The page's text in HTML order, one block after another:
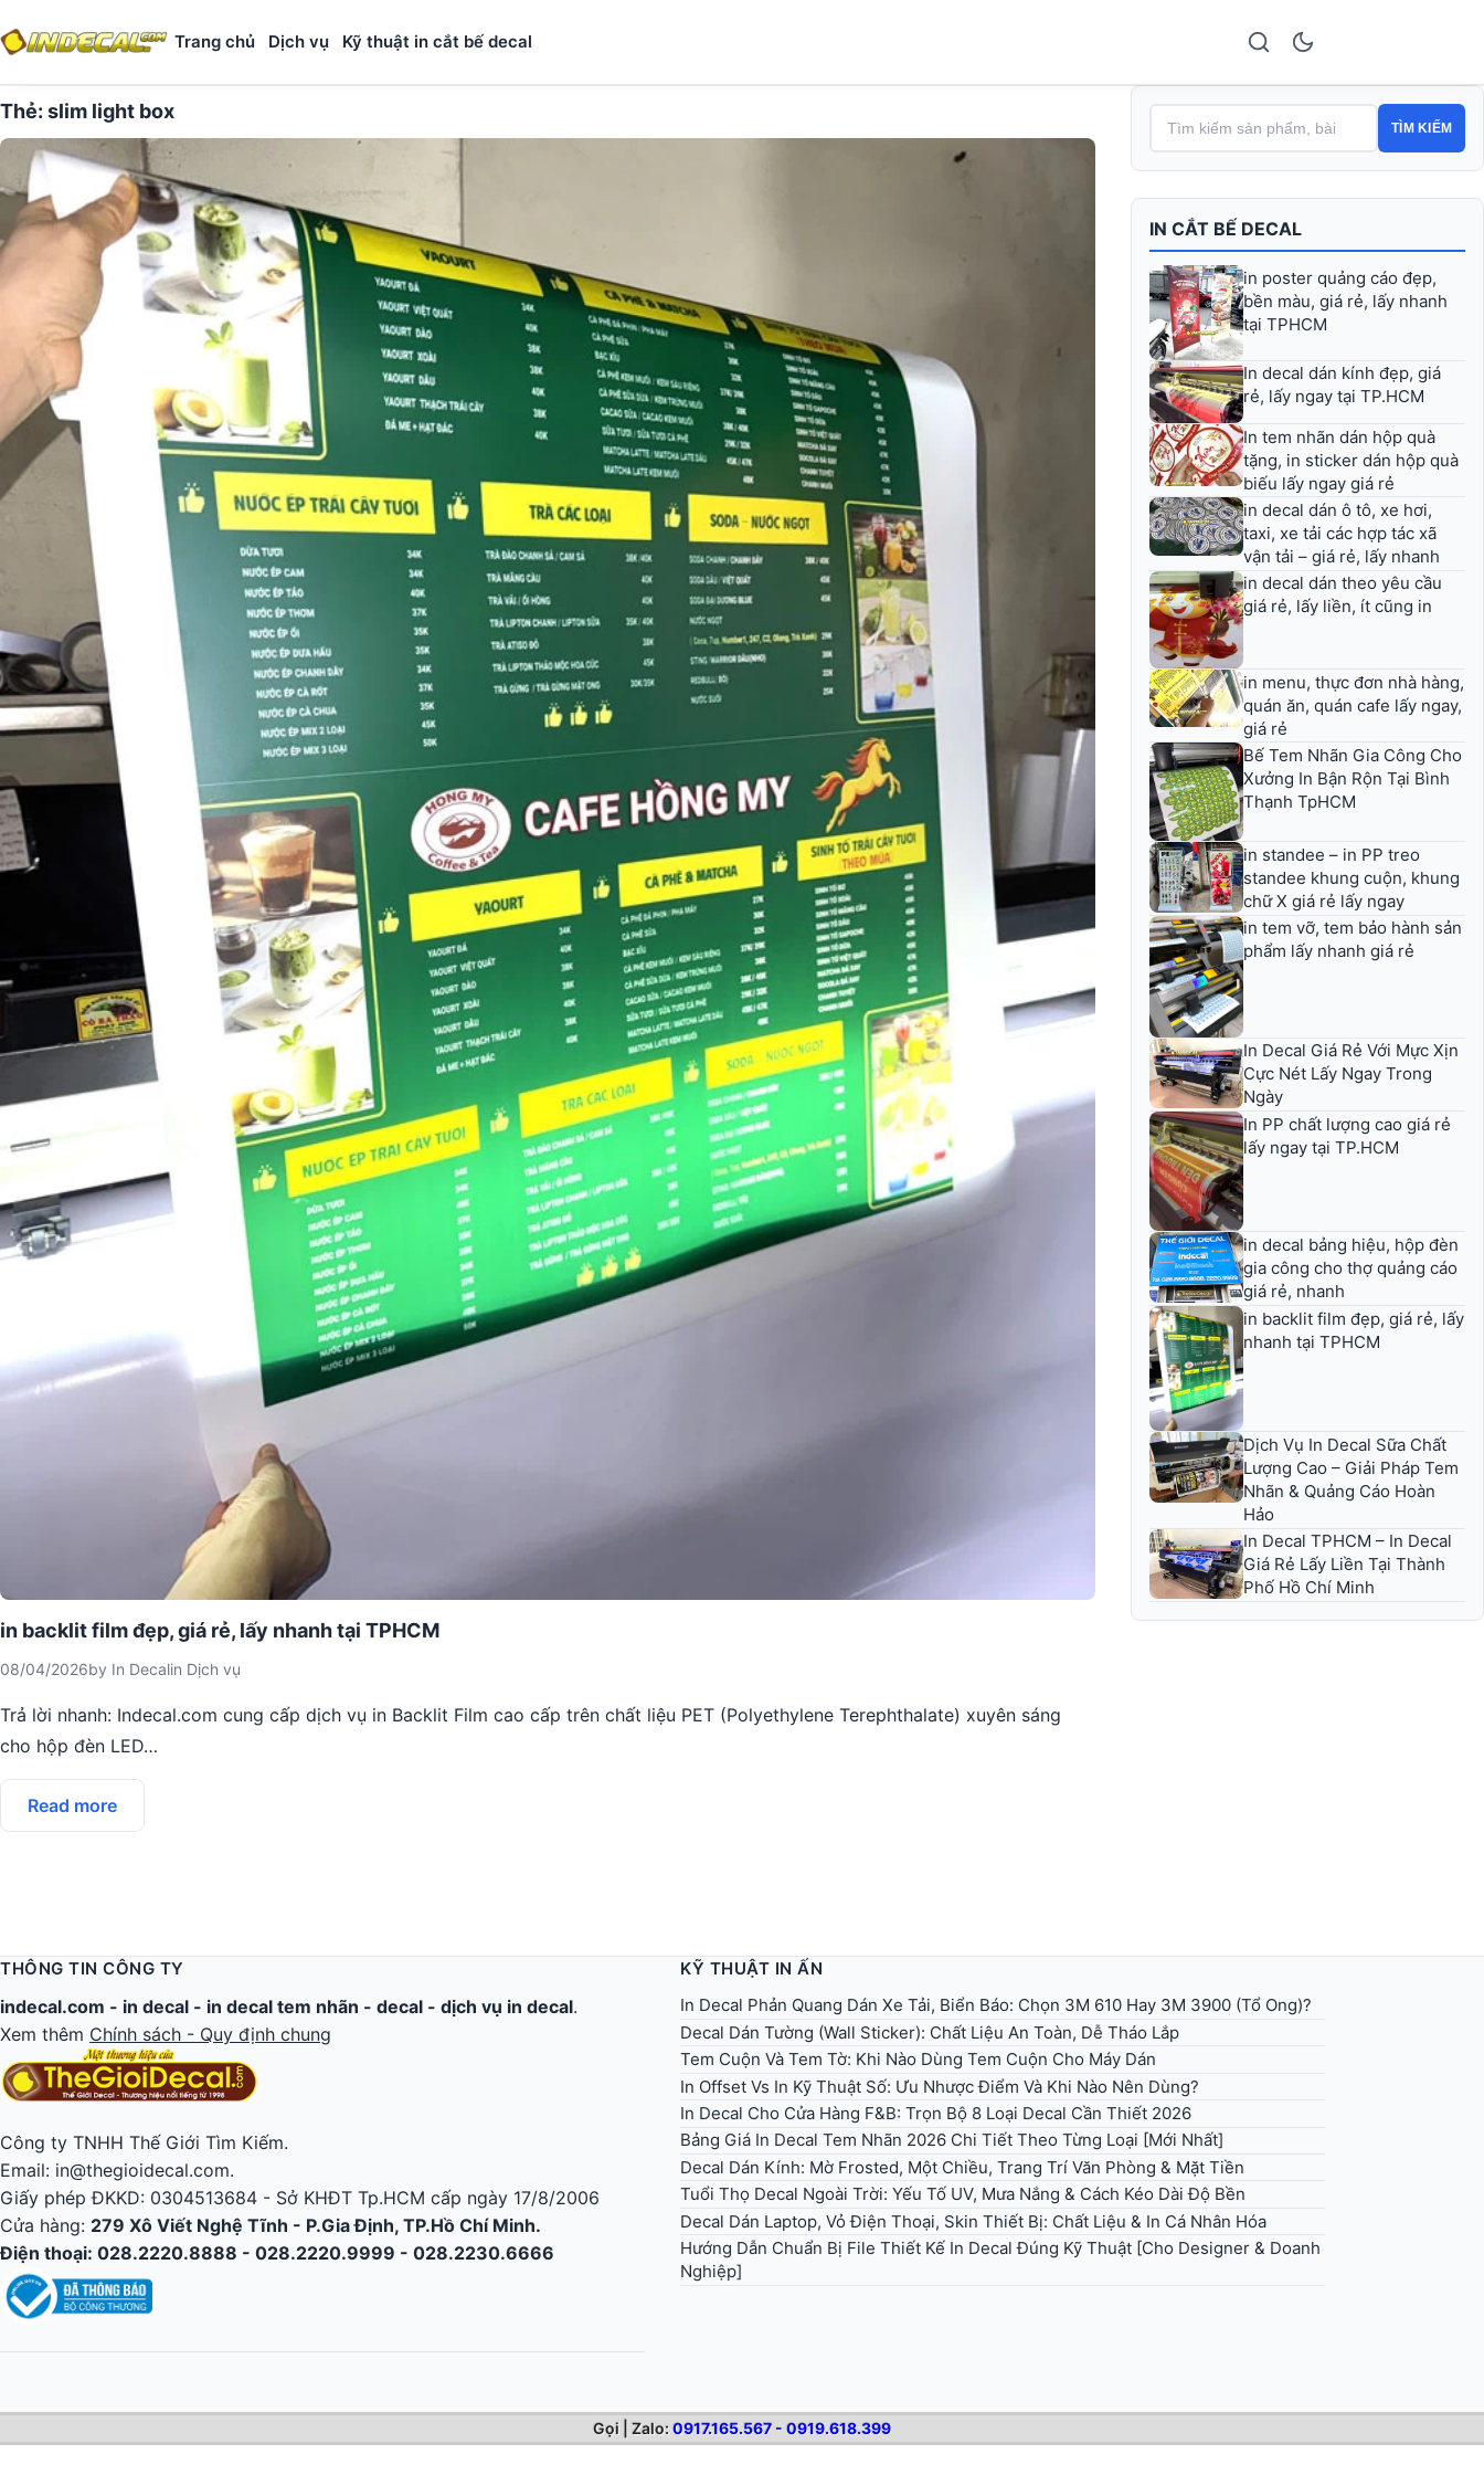
Trang chủ Dịch vụ Kỹ thuật in cắt bế decal
Thẻ: slim light box
in backlit film đẹp, giá rẻ, lấy nhanh tại TPHCM
08/04/2026by In Decalin Dịch vụ
Trả lời nhanh: Indecal.com cung cấp dịch vụ in Backlit Film cao cấp trên chất liệu PET (Polyethylene Terephthalate) xuyên sáng
cho hộp đèn LED…
Read more
TÌM KIẾM
IN CẮT BẾ DECAL
in poster quảng cáo đẹp,
bền màu, giá rẻ, lấy nhanh
tại TPHCM
In decal dán kính đẹp, giá
rẻ, lấy ngay tại TP.HCM
In tem nhãn dán hộp quà
tặng, in sticker dán hộp quà
biếu lấy ngay giá rẻ
in decal dán ô tô, xe hơi,
taxi, xe tải các hợp tác xã
vận tải – giá rẻ, lấy nhanh
in decal dán theo yêu cầu
giá rẻ, lấy liền, ít cũng in
in menu, thực đơn nhà hàng,
quán ăn, quán cafe lấy ngay,
giá rẻ
Bế Tem Nhãn Gia Công Cho
Xưởng In Bận Rộn Tại Bình
Thạnh TpHCM
in standee – in PP treo
standee khung cuộn, khung
chữ X giá rẻ lấy ngay
in tem vỡ, tem bảo hành sản
phẩm lấy nhanh giá rẻ
In Decal Giá Rẻ Với Mực Xịn
Cực Nét Lấy Ngay Trong
Ngày
In PP chất lượng cao giá rẻ
lấy ngay tại TP.HCM
in decal bảng hiệu, hộp đèn
gia công cho thợ quảng cáo
giá rẻ, nhanh
in backlit film đẹp, giá rẻ, lấy
nhanh tại TPHCM
Dịch Vụ In Decal Sữa Chất
Lượng Cao – Giải Pháp Tem
Nhãn & Quảng Cáo Hoàn
Hảo
In Decal TPHCM – In Decal
Giá Rẻ Lấy Liền Tại Thành
Phố Hồ Chí Minh
THÔNG TIN CÔNG TY
indecal.com - in decal - in decal tem nhãn - decal - dịch vụ in decal.
Xem thêm Chính sách - Quy định chung
Công ty TNHH Thế Giới Tìm Kiếm.
Email: in@thegioidecal.com.
Giấy phép ĐKKD: 0304513684 - Sở KHĐT Tp.HCM cấp ngày 17/8/2006
Cửa hàng: 279 Xô Viết Nghệ Tĩnh - P.Gia Định, TP.Hồ Chí Minh.
Điện thoại: 028.2220.8888 - 028.2220.9999 - 028.2230.6666
Gọi | Zalo:0917.165.567 - 0919.618.399
KỸ THUẬT IN ẤN
In Decal Phản Quang Dán Xe Tải, Biển Báo: Chọn 3M 610 Hay 3M 3900 (Tổ Ong)?
Decal Dán Tường (Wall Sticker): Chất Liệu An Toàn, Dễ Tháo Lắp
Tem Cuộn Và Tem Tờ: Khi Nào Dùng Tem Cuộn Cho Máy Dán
In Offset Vs In Kỹ Thuật Số: Ưu Nhược Điểm Và Khi Nào Nên Dùng?
In Decal Cho Cửa Hàng F&B: Trọn Bộ 8 Loại Decal Cần Thiết 2026
Bảng Giá In Decal Tem Nhãn 2026 Chi Tiết Theo Từng Loại [Mới Nhất]
Decal Dán Kính: Mờ Frosted, Một Chiều, Trang Trí Văn Phòng & Mặt Tiền
Tuổi Thọ Decal Ngoài Trời: Yếu Tố UV, Mưa Nắng & Cách Kéo Dài Độ Bền
Decal Dán Laptop, Vỏ Điện Thoại, Skin Thiết Bị: Chất Liệu & In Cá Nhân Hóa
Hướng Dẫn Chuẩn Bị File Thiết Kế In Decal Đúng Kỹ Thuật [Cho Designer & Doanh
Nghiệp]